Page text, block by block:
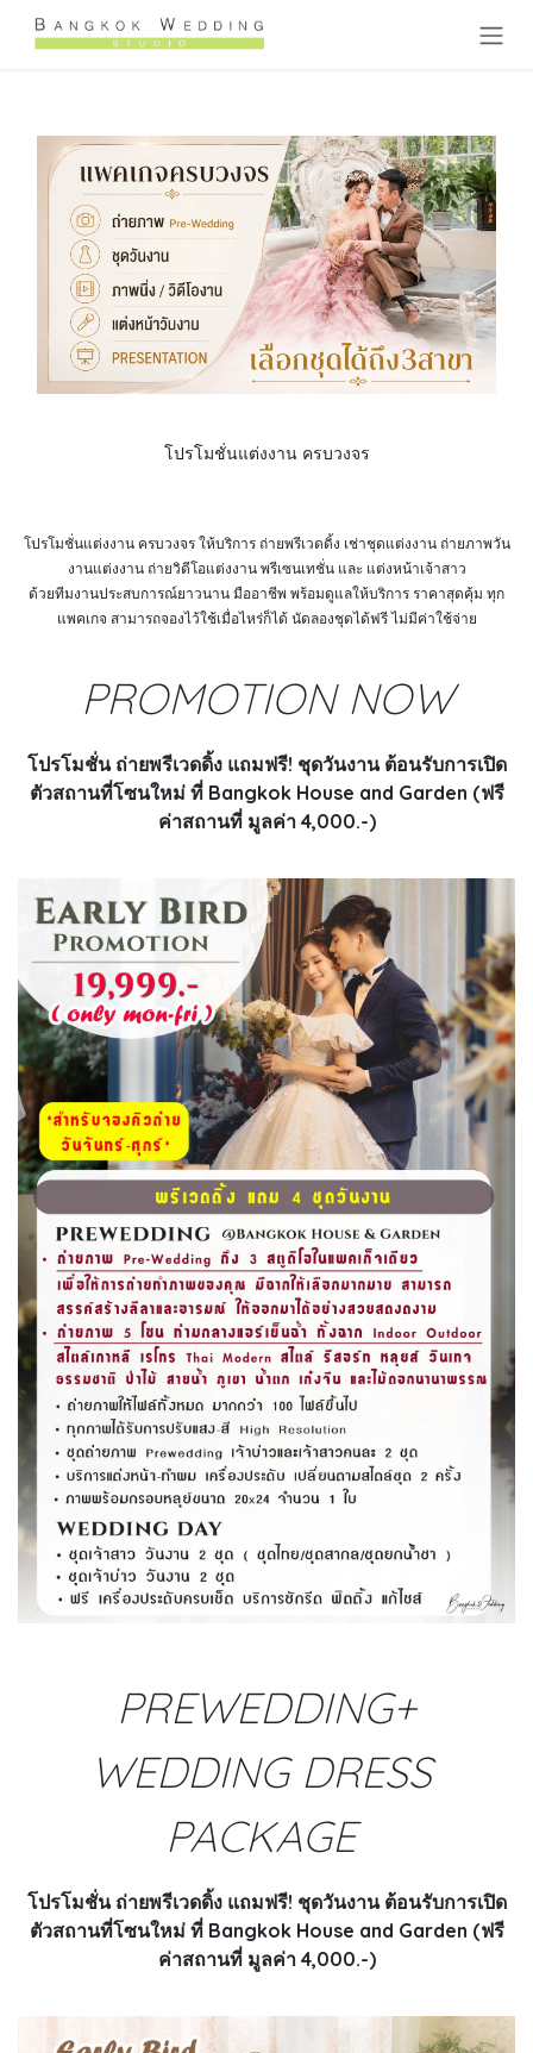
Skip to Content
โปรโมชั่นแต่งงาน ครบวงจร
โปรโมชั่นแต่งงาน ครบวงจร ให้บริการ ถ่ายพรีเวดดิ้ง เช่าชุดแต่งงาน ถ่ายภาพวัน
งานแต่งงาน ถ่ายวิดีโอแต่งงาน พรีเซนเทชั่น และ แต่งหน้าเจ้าสาว
ด้วยทีมงานประสบการณ์ยาวนาน มืออาชีพ พร้อมดูแลให้บริการ ราคาสุดคุ้ม ทุก
แพคเกจ สามารถจองไว้ใช้เมื่อไหร่ก็ได้ นัดลองชุดได้ฟรี ไม่มีค่าใช้จ่าย
PROMOTION NOW
โปรโมชั่น ถ่ายพรีเวดดิ้ง แถมฟรี! ชุดวันงาน ต้อนรับการเปิด
ตัวสถานที่โซนใหม่ ที่ Bangkok House and Garden (ฟรี
ค่าสถานที่ มูลค่า 4,000.-)
PREWEDDING+
WEDDING DRESS
PACKAGE
โปรโมชั่น ถ่ายพรีเวดดิ้ง แถมฟรี! ชุดวันงาน ต้อนรับการเปิด
ตัวสถานที่โซนใหม่ ที่ Bangkok House and Garden (ฟรี
ค่าสถานที่ มูลค่า 4,000.-)